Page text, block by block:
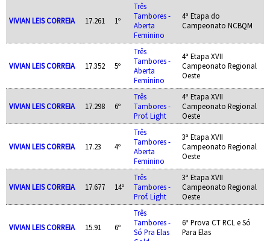
VIVIAN LEIS CORREIA 17.261 1º
Três
Tambores -
Aberta
Feminino
4ª Etapa do
Campeonato NCBQM
VIVIAN LEIS CORREIA 17.352 5º
Três
Tambores -
Aberta
Feminino
4ª Etapa XVII
Campeonato Regional
Oeste
VIVIAN LEIS CORREIA 17.298 6º
Três
Tambores -
Prof. Light
4ª Etapa XVII
Campeonato Regional
Oeste
VIVIAN LEIS CORREIA 17.23 4º
Três
Tambores -
Aberta
Feminino
3ª Etapa XVII
Campeonato Regional
Oeste
VIVIAN LEIS CORREIA 17.677 14º
Três
Tambores -
Prof. Light
3ª Etapa XVII
Campeonato Regional
Oeste
VIVIAN LEIS CORREIA 15.91 6º
Três
Tambores -
Só Pra Elas
6ª Prova CT RCL e Só
Para Elas